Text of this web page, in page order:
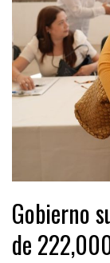
Gobierno
de